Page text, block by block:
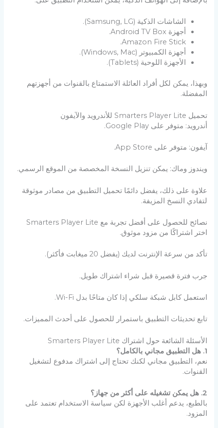
الشاشات الذكية (Samsung, LG).
أجهزة Android TV Box.
Amazon Fire Stick.
أجهزة الكمبيوتر (Windows, Mac).
الأجهزة اللوحية (Tablets).
وبهذا، يمكن لكل أفراد العائلة الاستمتاع بالقنوات من أجهزتهم
المفضلة.
تحميل Smarters Player Lite للأندرويد والآيفون
أندرويد: متوفر على Google Play.
آيفون: متوفر على App Store.
ويندوز وماك: يمكن تنزيل النسخة المخصصة من الموقع الرسمي.
علاوة على ذلك، يفضل دائمًا تحميل التطبيق من مصادر موثوقة
لتفادي النسخ المزيفة.
نصائح للحصول على أفضل تجربة مع Smarters Player Lite
اختر اشتراكًا من مزود موثوق.
تأكد من سرعة الإنترنت لديك (يفضل 20 ميغابت فأكثر).
جرب فترة قصيرة قبل شراء اشتراك طويل.
استعمل كابل شبكة سلكي إذا كان متاحًا بدل Wi-Fi.
تابع تحديثات التطبيق باستمرار للحصول على أحدث المميزات.
الأسئلة الشائعة حول اشتراك Smarters Player Lite
1. هل التطبيق مجاني بالكامل؟
نعم، التطبيق مجاني لكنك تحتاج إلى اشتراك مدفوع لتشغيل
القنوات.
2. هل يمكن تشغيله على أكثر من جهاز؟
بالطبع، يدعم أغلب الأجهزة لكن سياسة الاستخدام تعتمد على
المزود.